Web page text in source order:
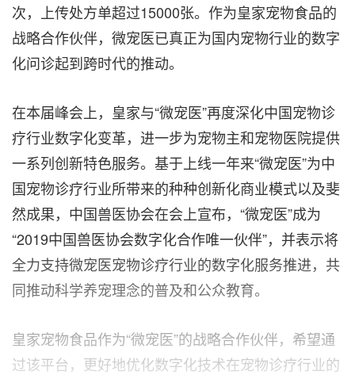
次，上传处方单超过15000张。作为皇家宠物食品的
战略合作伙伴，微宠医已真正为国内宠物行业的数字
化问诊起到跨时代的推动。
在本届峰会上，皇家与“微宠医”再度深化中国宠物诊
疗行业数字化变革，进一步为宠物主和宠物医院提供
一系列创新特色服务。基于上线一年来“微宠医”为中
国宠物诊疗行业所带来的种种创新化商业模式以及斐
然成果，中国兽医协会在会上宣布，“微宠医”成为
“2019中国兽医协会数字化合作唯一伙伴”，并表示将
全力支持微宠医宠物诊疗行业的数字化服务推进，共
同推动科学养宠理念的普及和公众教育。
皇家宠物食品作为“微宠医”的战略合作伙伴，希望通
过该平台，更好地优化数字化技术在宠物诊疗行业的